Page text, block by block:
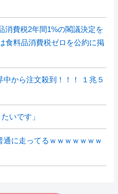
消費税2年間1%の閣議決定を
食料品消費税ゼロを公約に掲
中から注文殺到！！！ １兆５
いです」
通に走ってるｗｗｗｗｗｗｗ